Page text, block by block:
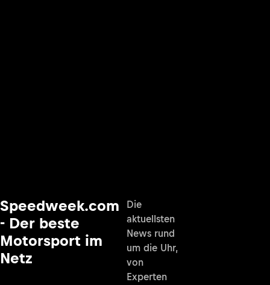
Speedweek.com
- Der beste
Motorsport im
Netz
Die
aktuellsten
News rund
um die Uhr,
von
Experten